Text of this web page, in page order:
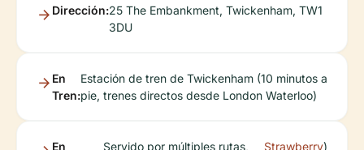
Dirección:25 The Embankment, Twickenham, TW1
3DU
En
Tren:
Estación de tren de Twickenham (10 minutos a
pie, trenes directos desde London Waterloo)
En
Servido por múltiples rutas,
Strawberry)